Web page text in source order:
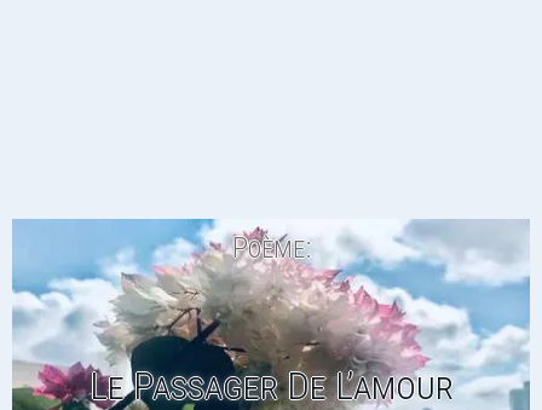
Poème:
Le Passager De L’amour